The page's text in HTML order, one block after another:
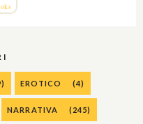
EROTICO (4)
NARRATIVA (245)